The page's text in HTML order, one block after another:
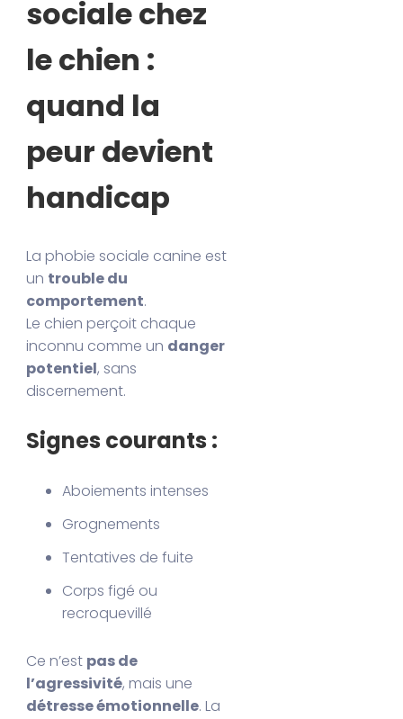
sociale chez
le chien :
quand la
peur devient
handicap
La phobie sociale canine est
un trouble du
comportement.
Le chien perçoit chaque
inconnu comme un danger
potentiel, sans
discernement.
Signes courants :
Aboiements intenses
Grognements
Tentatives de fuite
Corps figé ou
recroquevillé
Ce n’est pas de
l’agressivité, mais une
détresse émotionnelle. La